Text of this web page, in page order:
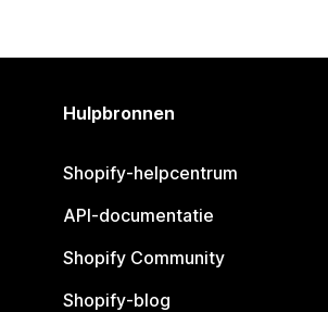
Hulpbronnen
Shopify-helpcentrum
API-documentatie
Shopify Community
Shopify-blog